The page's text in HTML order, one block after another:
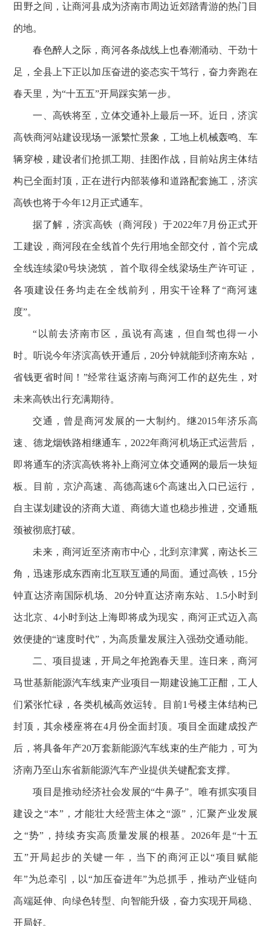
田野之间，让商河县成为济南市周边近郊踏青游的热门目
的地。
春色醉人之际，商河各条战线上也春潮涌动、干劲十
足，全县上下正以加压奋进的姿态实干笃行，奋力奔跑在
春天里，为“十五五”开局踩实第一步。
一、高铁将至，立体交通补上最后一环。近日，济滨
高铁商河站建设现场一派繁忙景象，工地上机械轰鸣、车
辆穿梭，建设者们抢抓工期、挂图作战，目前站房主体结
构已全面封顶，正在进行内部装修和道路配套施工，济滨
高铁也将于今年12月正式通车。
据了解，济滨高铁（商河段）于2022年7月份正式开
工建设，商河段在全线首个先行用地全部交付，首个完成
全线连续梁0号块浇筑， 首个取得全线梁场生产许可证，
各项建设任务均走在全线前列，用实干诠释了“商河速
度”。
“以前去济南市区，虽说有高速，但自驾也得一小
时。听说今年济滨高铁开通后，20分钟就能到济南东站，
省钱更省时间！”经常往返济南与商河工作的赵先生，对
未来高铁出行充满期待。
交通，曾是商河发展的一大制约。继2015年济乐高
速、德龙烟铁路相继通车，2022年商河机场正式运营后，
即将通车的济滨高铁将补上商河立体交通网的最后一块短
板。目前，京沪高速、高德高速6个高速出入口已运行，
自主谋划建设的济商大道、商德大道也稳步推进，交通瓶
颈被彻底打破。
未来，商河近至济南市中心，北到京津冀，南达长三
角，迅速形成东西南北互联互通的局面。通过高铁，15分
钟直达济南国际机场、20分钟直达济南东站、1.5小时到
达北京、4小时到达上海即将成为现实，商河正式迈入高
效便捷的“速度时代”，为高质量发展注入强劲交通动能。
二、项目提速，开局之年抢跑春天里。连日来，商河
马世基新能源汽车线束产业项目一期建设施工正酣，工人
们紧张忙碌，各类机械高效运转。目前1号楼主体结构已
封顶，其余楼座将在4月份全面封顶。项目全面建成投产
后，将具备年产20万套新能源汽车线束的生产能力，可为
济南乃至山东省新能源汽车产业提供关键配套支撑。
项目是推动经济社会发展的“牛鼻子”。唯有抓实项目
建设之“本”，才能壮大经营主体之“源”，汇聚产业发展
之“势”，持续夯实高质量发展的根基。2026年是“十五
五”开局起步的关键一年，当下的商河正以“项目赋能
年”为总牵引，以“加压奋进年”为总抓手，推动产业链向
高端延伸、向绿色转型、向智能升级，奋力实现开局稳、
开局好。